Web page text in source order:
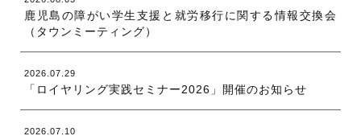
鹿児島の障がい学生支援と就労移行に関する情報交換会
（タウンミーティング）
2026.07.29
「ロイヤリング実践セミナー2026」開催のお知らせ
2026.07.10